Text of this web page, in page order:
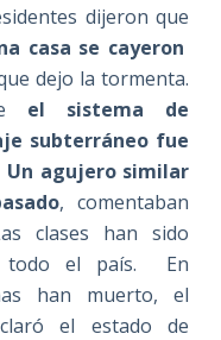
dijeron que
casa se cayeron
dejo la tormenta.
el sistema de
subterráneo fue
Un agujero similar
, comentaban
clases han sido
todo el país. En
han muerto, el
el estado de